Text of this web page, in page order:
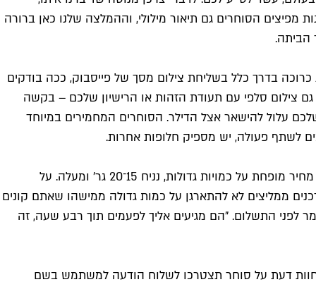
הסוחרים גם תיאור מילולי, וההמלצה שלנו כאן ברורה
הביתה.
בדרך כלל בשליחת צילום מסך של פייסבוק, ככה בודקים
צילום סלפי עם תעודת הזהות או הרישיון שלכם – בקשה
עלול להישאר אצל הדילר. הסוחרים המחמירים במיוחד
לשתף פעולה, יש מספיק חלופות אחרות.
המחירים כיום בטלגראס עומדים על כ־100 ש"ח לגר', דומה לסביבת המחירים המקובלת בתל אביב. חלק מהסוחרים מציעים דילים – מחיר מופחת על כמויות גדולות, נניח 15־20 גר' ומעלה. על
בחינם. הצרכנים ממליצים לא להתארגן על כמות גדולה ממישהו שאתם קונים
לפני התשלום. "הם מגיעים אליך לפעמים תוך רבע שעה, זה
דעת על סוחר תצטרכו לשלוח הודעה למשתמש בשם